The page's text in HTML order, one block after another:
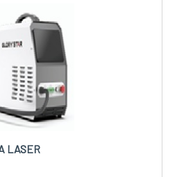
LASER